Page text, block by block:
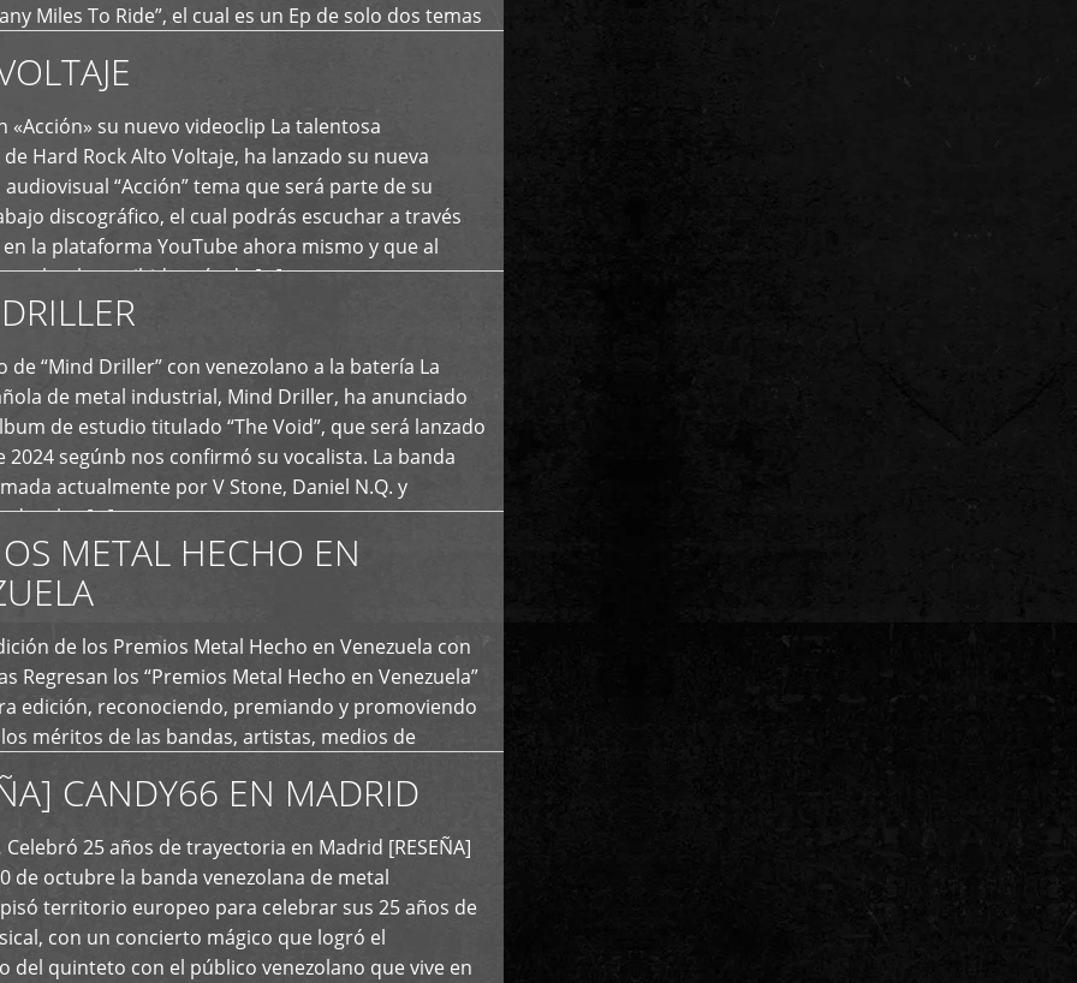
Miles To Ride”, el cual es un Ep de solo dos temas
[…]
«Acción» su nuevo videoclip La talentosa
Hard Rock Alto Voltaje, ha lanzado su nueva
“Acción” tema que será parte de su
discográfico, el cual podrás escuchar a través
la plataforma YouTube ahora mismo y que al
ya ha recibido más de […]
de “Mind Driller” con venezolano a la batería La
de metal industrial, Mind Driller, ha anunciado
de estudio titulado “The Void”, que será lanzado
2024 segúnb nos confirmó su vocalista. La banda
actualmente por V Stone, Daniel N.Q. y
a las […]
METAL HECHO EN
de los Premios Metal Hecho en Venezuela con
Regresan los “Premios Metal Hecho en Venezuela”
edición, reconociendo, premiando y promoviendo
méritos de las bandas, artistas, medios de
tendencias del metal y […]
CANDY66 EN MADRID
Celebró 25 años de trayectoria en Madrid [RESEÑA]
de octubre la banda venezolana de metal
territorio europeo para celebrar sus 25 años de
con un concierto mágico que logró el
del quinteto con el público venezolano que vive en